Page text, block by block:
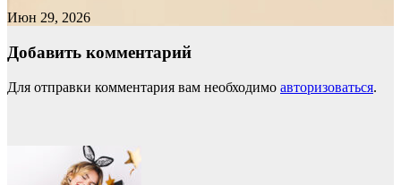
Июн 29, 2026
Добавить комментарий
Для отправки комментария вам необходимо авторизоваться.